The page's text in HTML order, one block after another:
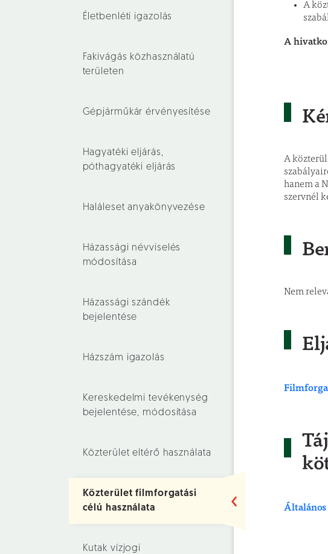
Életbenléti igazolás
Fakivágás közhasználatú
területen
Gépjárműkár érvényesítése
Hagyatéki eljárás,
póthagyatéki eljárás
Haláleset anyakönyvezése
Házassági névviselés
módosítása
Házassági szándék
bejelentése
Házszám igazolás
Kereskedelmi tevékenység
bejelentése, módosítása
Közterület eltérő használata
Közterület filmforgatási
célú használata
Kutak vízjogi
A
A
A
hanem a
szervnél
Nem
Általános